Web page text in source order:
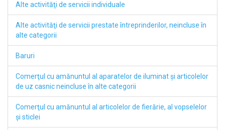
Alte activităţi de servicii individuale
Alte activităţi de servicii prestate întreprinderilor, neincluse în
alte categorii
Baruri
Comerţul cu amănuntul al aparatelor de iluminat şi articolelor
de uz casnic neincluse în alte categorii
Comerţul cu amănuntul al articolelor de fierărie, al vopselelor
şi sticlei